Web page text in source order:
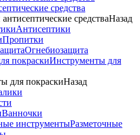
средства
средстваНазад
Антисептики
Пропитки
Огнебиозащита
Инструменты для
для покраскиНазад
Ванночки
Разметочные